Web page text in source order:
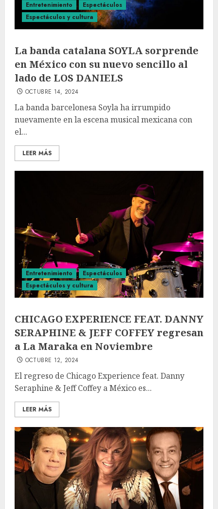
Entretenimiento
Espectáculos
Espectáculos y cultura
La banda catalana SOYLA sorprende
en México con su nuevo sencillo al
lado de LOS DANIELS
OCTUBRE 14, 2024
La banda barcelonesa Soyla ha irrumpido
nuevamente en la escena musical mexicana con
el...
LEER MÁS
Entretenimiento
Espectáculos
Espectáculos y cultura
CHICAGO EXPERIENCE FEAT. DANNY
SERAPHINE & JEFF COFFEY regresan
a La Maraka en Noviembre
OCTUBRE 12, 2024
El regreso de Chicago Experience feat. Danny
Seraphine & Jeff Coffey a México es...
LEER MÁS